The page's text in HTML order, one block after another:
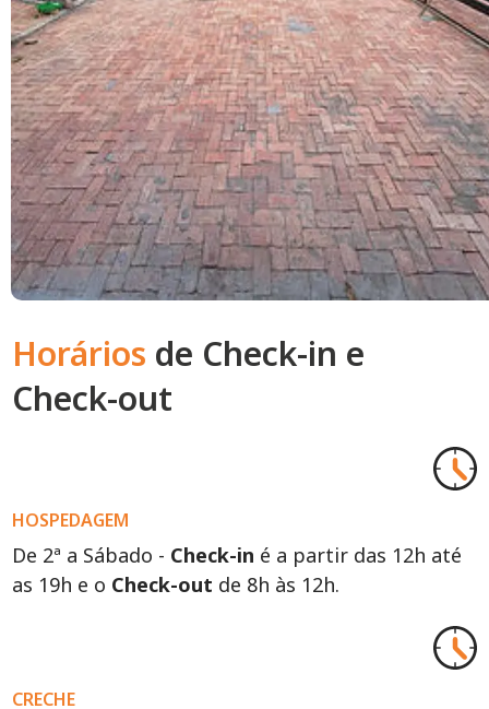
Horários de Check-in e
Check-out
HOSPEDAGEM
De 2ª a Sábado - Check-in é a partir das 12h até
as 19h e o Check-out de 8h às 12h.
CRECHE